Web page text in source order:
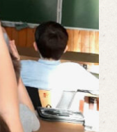
идеальную
где Месси и
к лицу.
Кто найдет
ситуации на
Кто принесет